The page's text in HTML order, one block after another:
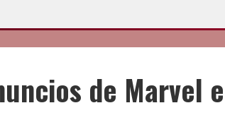
de Marvel